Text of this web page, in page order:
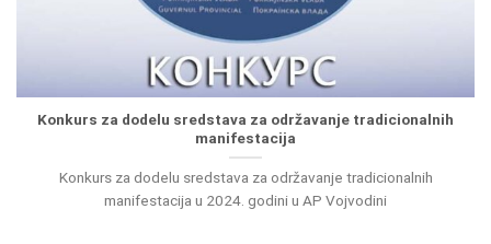
Konkurs za dodelu sredstava za održavanje tradicionalnih
manifestacija
Konkurs za dodelu sredstava za održavanje tradicionalnih
manifestacija u 2024. godini u AP Vojvodini